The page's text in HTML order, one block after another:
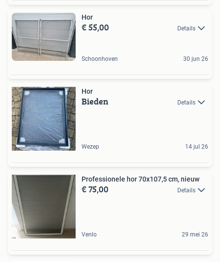
Hor
€ 55,00 Details
Schoonhoven 30 jun 26
Hor
Bieden Details
Wezep 14 jul 26
Professionele hor 70x107,5 cm, nieuw
€ 75,00 Details
Venlo 29 mei 26